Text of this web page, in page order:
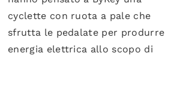
cyclette con ruota a pale che
sfrutta le pedalate per produrre
energia elettrica allo scopo di